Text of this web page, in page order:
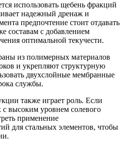
использовать щебень фракций
надежный дренаж и
предпочтение стоит отдавать
составам с добавлением
оптимальной текучести.
из полимерных материалов
и укрепляют структурную
двухслойные мембранные
службы.
также играет роль. Если
с высоким уровнем солевого
применение
для стальных элементов, чтобы